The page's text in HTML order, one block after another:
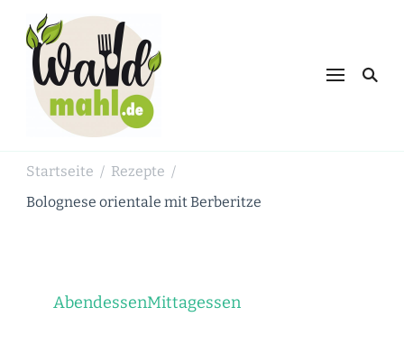
Schnabulieren, was die Natur einem
Startseite / Rezepte /
Bolognese orientale mit Berberitze
AbendessenMittagessen